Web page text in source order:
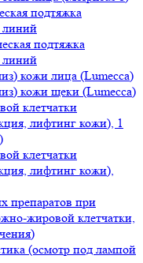
подтяжка
линий
подтяжка
линий
кожи лица (Lumecca)
кожи щеки (Lumecca)
клетчатки
лифтинг кожи), 1
клетчатки
лифтинг кожи),
препаратов при
жировой клетчатки,
(осмотр под лампой